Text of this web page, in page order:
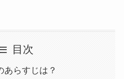
目次
あらすじは？